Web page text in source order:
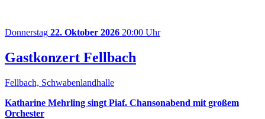
Donnerstag 22. Oktober 2026 20:00 Uhr
Gastkonzert Fellbach
Fellbach, Schwabenlandhalle
Katharine Mehrling singt Piaf. Chansonabend mit großem
Orchester